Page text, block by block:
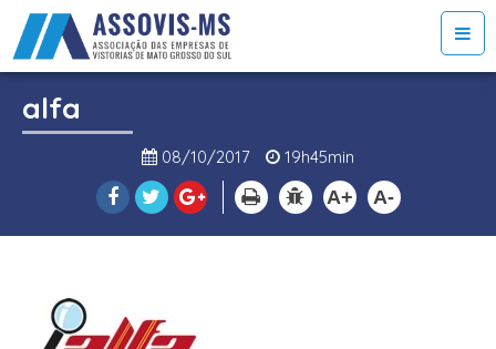
alfa
08/10/2017 19h45min
A+ A-